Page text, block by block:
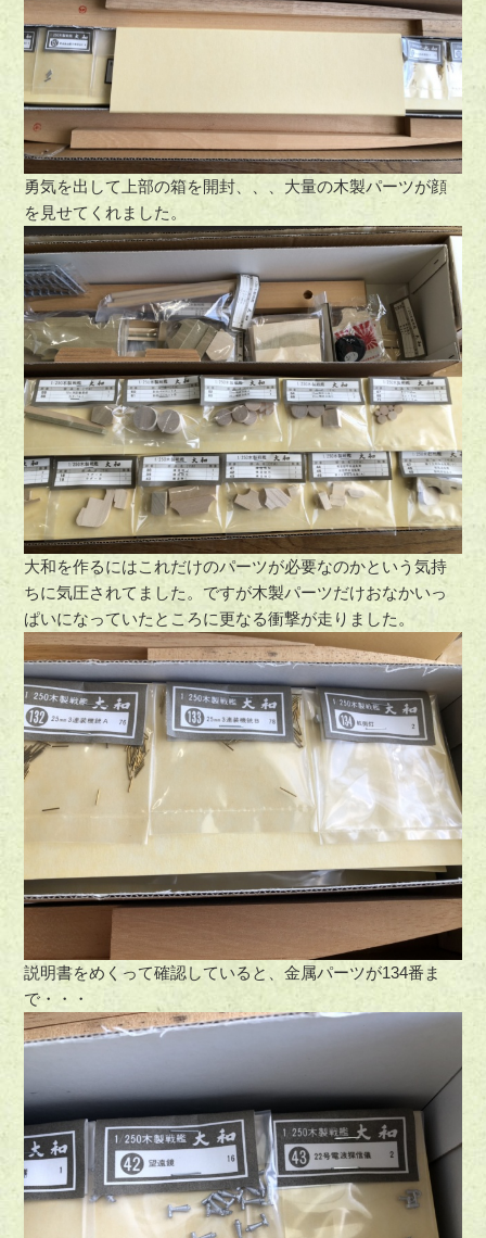
勇気を出して上部の箱を開封、、、大量の木製パーツが顔
を見せてくれました。
大和を作るにはこれだけのパーツが必要なのかという気持
ちに気圧されてました。ですが木製パーツだけおなかいっ
ぱいになっていたところに更なる衝撃が走りました。
説明書をめくって確認していると、金属パーツが134番ま
で・・・